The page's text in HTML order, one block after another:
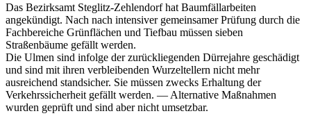
Das Bezirksamt Steglitz-Zehlendorf hat Baumfällarbeiten
angekündigt. Nach nach intensiver gemeinsamer Prüfung durch die
Fachbereiche Grünflächen und Tiefbau müssen sieben
Straßenbäume gefällt werden.
Die Ulmen sind infolge der zurückliegenden Dürrejahre geschädigt
und sind mit ihren verbleibenden Wurzeltellern nicht mehr
ausreichend standsicher. Sie müssen zwecks Erhaltung der
Verkehrssicherheit gefällt werden. — Alternative Maßnahmen
wurden geprüft und sind aber nicht umsetzbar.